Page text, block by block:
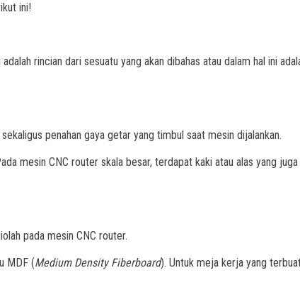
ini!
rincian dari sesuatu yang akan dibahas atau dalam hal ini
penahan gaya getar yang timbul saat mesin dijalankan.
mesin CNC router skala besar, terdapat kaki atau alas yang
pada mesin CNC router.
MDF (Medium Density Fiberboard). Untuk meja kerja yang